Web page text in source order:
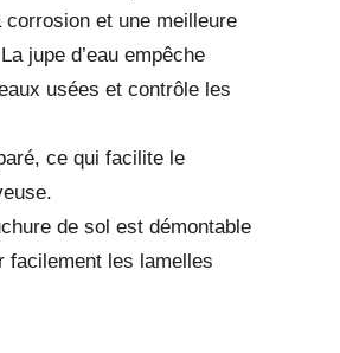
corrosion et une meilleure
jupe d’eau empêche
usées et contrôle les
ce qui facilite le
de sol est démontable
facilement les lamelles